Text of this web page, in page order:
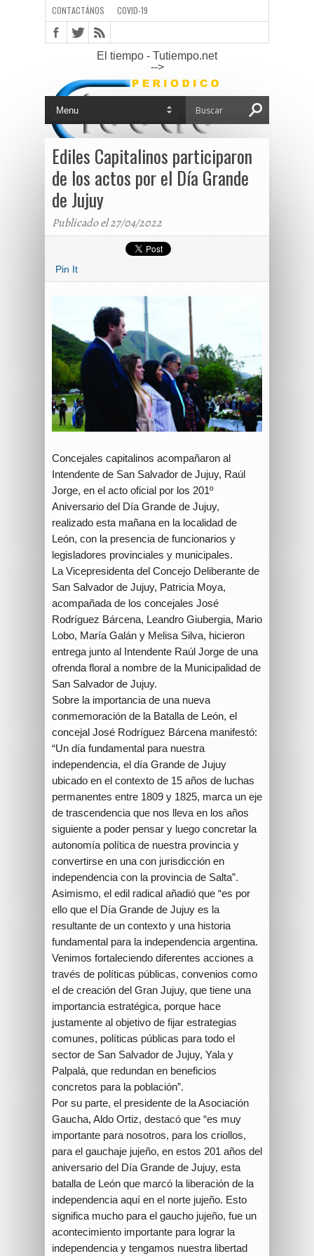
CONTACTÁNOS COVID-19
El tiempo - Tutiempo.net
-->
Ediles Capitalinos participaron
de los actos por el Día Grande
de Jujuy
Publicado el 27/04/2022
Pin It
Concejales capitalinos acompañaron al
Intendente de San Salvador de Jujuy, Raúl
Jorge, en el acto oficial por los 201º
Aniversario del Día Grande de Jujuy,
realizado esta mañana en la localidad de
León, con la presencia de funcionarios y
legisladores provinciales y municipales.
La Vicepresidenta del Concejo Deliberante de
San Salvador de Jujuy, Patricia Moya,
acompañada de los concejales José
Rodríguez Bárcena, Leandro Giubergia, Mario
Lobo, María Galán y Melisa Silva, hicieron
entrega junto al Intendente Raúl Jorge de una
ofrenda floral a nombre de la Municipalidad de
San Salvador de Jujuy.
Sobre la importancia de una nueva
conmemoración de la Batalla de León, el
concejal José Rodríguez Bárcena manifestó:
“Un día fundamental para nuestra
independencia, el día Grande de Jujuy
ubicado en el contexto de 15 años de luchas
permanentes entre 1809 y 1825, marca un eje
de trascendencia que nos lleva en los años
siguiente a poder pensar y luego concretar la
autonomía política de nuestra provincia y
convertirse en una con jurisdicción en
independencia con la provincia de Salta”.
Asimismo, el edil radical añadió que “es por
ello que el Día Grande de Jujuy es la
resultante de un contexto y una historia
fundamental para la independencia argentina.
Venimos fortaleciendo diferentes acciones a
través de políticas públicas, convenios como
el de creación del Gran Jujuy, que tiene una
importancia estratégica, porque hace
justamente al objetivo de fijar estrategias
comunes, políticas públicas para todo el
sector de San Salvador de Jujuy, Yala y
Palpalá, que redundan en beneficios
concretos para la población”.
Por su parte, el presidente de la Asociación
Gaucha, Aldo Ortiz, destacó que “es muy
importante para nosotros, para los criollos,
para el gauchaje jujeño, en estos 201 años del
aniversario del Día Grande de Jujuy, esta
batalla de León que marcó la liberación de la
independencia aquí en el norte jujeño. Esto
significa mucho para el gaucho jujeño, fue un
acontecimiento importante para lograr la
independencia y tengamos nuestra libertad